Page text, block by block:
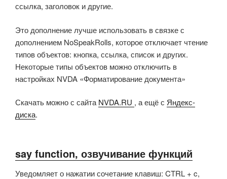
ссылка, заголовок и другие.
Это дополнение лучше использовать в связке с
дополнением NoSpeakRolls, которое отключает чтение
типов объектов: кнопка, ссылка, список и других.
Некоторые типы объектов можно отключить в
настройках NVDA «Форматирование документа»
Скачать можно с сайтаNVDA.RU , а ещё с Яндекс-
диска.
say function, озвучивание функций
Уведомляет о нажатии сочетание клавиш: CTRL + c,